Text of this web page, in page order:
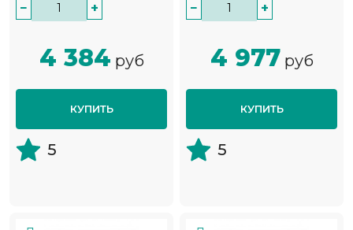
− +
4 384 руб
КУПИТЬ
5
− +
4 977 руб
КУПИТЬ
5